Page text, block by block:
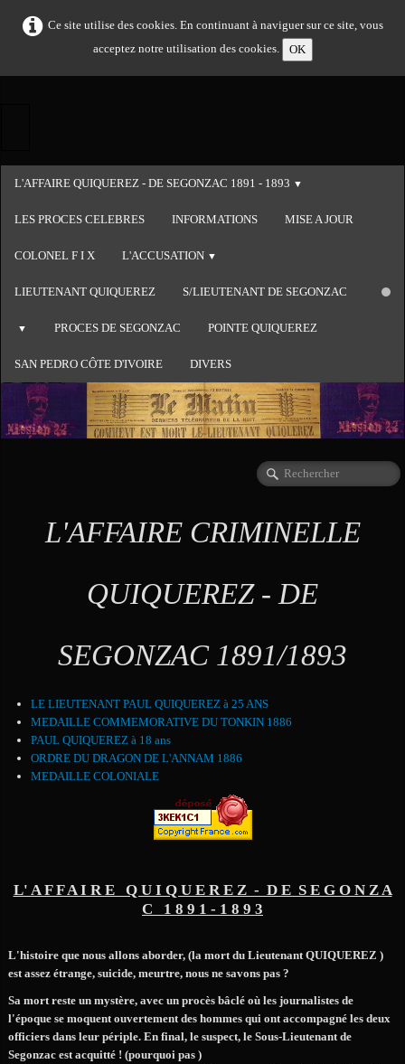
Ce site utilise des cookies. En continuant à naviguer sur ce site, vous
acceptez notre utilisation des cookies.
OK
L'AFFAIRE QUIQUEREZ - DE SEGONZAC 1891 - 1893 ▼
LES PROCES CELEBRES INFORMATIONS MISE A JOUR
COLONEL F I X L'ACCUSATION ▼
LIEUTENANT QUIQUEREZ S/LIEUTENANT DE SEGONZAC
▼ PROCES DE SEGONZAC POINTE QUIQUEREZ
SAN PEDRO CÔTE D'IVOIRE DIVERS
L'AFFAIRE CRIMINELLE
QUIQUEREZ - DE
SEGONZAC 1891/1893
LE LIEUTENANT PAUL QUIQUEREZ à 25 ANS
MEDAILLE COMMEMORATIVE DU TONKIN 1886
PAUL QUIQUEREZ à 18 ans
ORDRE DU DRAGON DE L'ANNAM 1886
MEDAILLE COLONIALE
L' A F F A I R E Q U I Q U E R E Z - D E S E G O N Z A
C 1 8 9 1 - 1 8 9 3
L'histoire que nous allons aborder, (la mort du Lieutenant QUIQUEREZ )
est assez étrange, suicide, meurtre, nous ne savons pas ?
Sa mort reste un mystère, avec un procès bâclé où les journalistes de
l'époque se moquent ouvertement des hommes qui ont accompagné les deux
officiers dans leur périple. En final, le suspect, le Sous-Lieutenant de
Segonzac est acquitté ! (pourquoi pas )